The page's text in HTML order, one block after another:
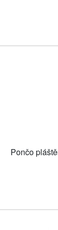
Pončo